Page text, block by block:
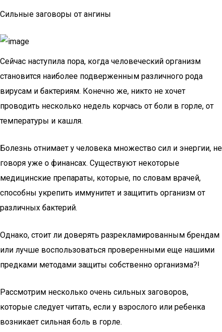
Сильные заговоры от ангины
Сейчас наступила пора, когда человеческий организм
становится наиболее подверженным различного рода
вирусам и бактериям. Конечно же, никто не хочет
проводить несколько недель корчась от боли в горле, от
температуры и кашля.
Болезнь отнимает у человека множество сил и энергии, не
говоря уже о финансах. Существуют некоторые
медицинские препараты, которые, по словам врачей,
способны укрепить иммунитет и защитить организм от
различных бактерий.
Однако, стоит ли доверять разрекламированным брендам
или лучше воспользоваться проверенными еще нашими
предками методами защиты собственно организма?!
Рассмотрим несколько очень сильных заговоров,
которые следует читать, если у взрослого или ребенка
возникает сильная боль в горле.